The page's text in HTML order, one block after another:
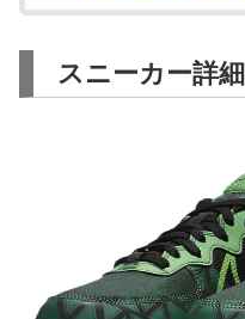
スニーカー詳細